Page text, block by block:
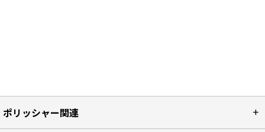
ポリッシャー関連